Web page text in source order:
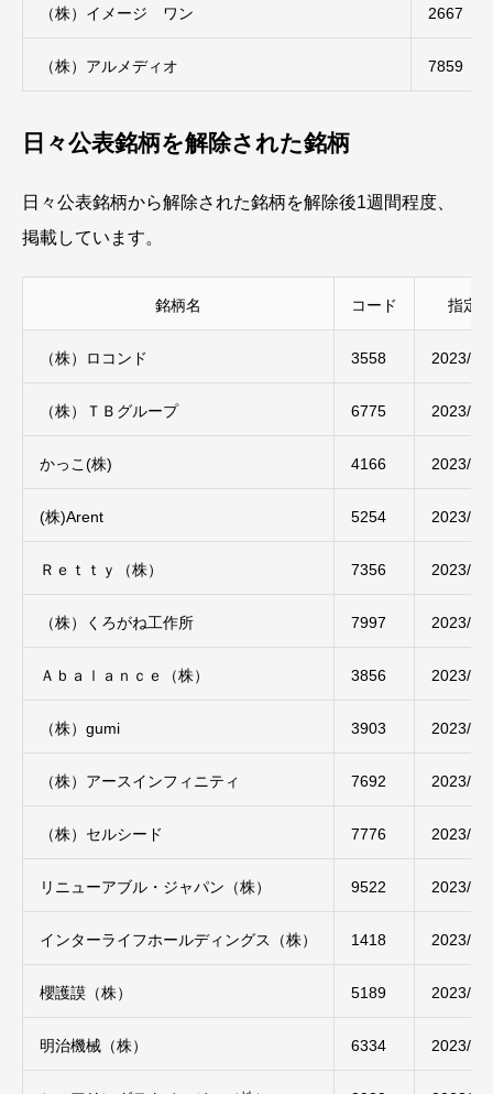
（株）イメージ ワン 2667
（株）アルメディオ 7859
日々公表銘柄を解除された銘柄
日々公表銘柄から解除された銘柄を解除後1週間程度、
掲載しています。
銘柄名 コード 指定日
（株）ロコンド 3558 2023/
（株）ＴＢグループ 6775 2023/
かっこ(株) 4166 2023/
(株)Arent 5254 2023/
Ｒｅｔｔｙ（株） 7356 2023/
（株）くろがね工作所 7997 2023/
Ａｂａｌａｎｃｅ（株） 3856 2023/
（株）gumi 3903 2023/
（株）アースインフィニティ 7692 2023/
（株）セルシード 7776 2023/
リニューアブル・ジャパン（株） 9522 2023/
インターライフホールディングス（株） 1418 2023/
櫻護謨（株） 5189 2023/
明治機械（株） 6334 2023/